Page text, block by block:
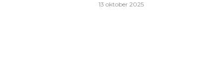
13 oktober 2025